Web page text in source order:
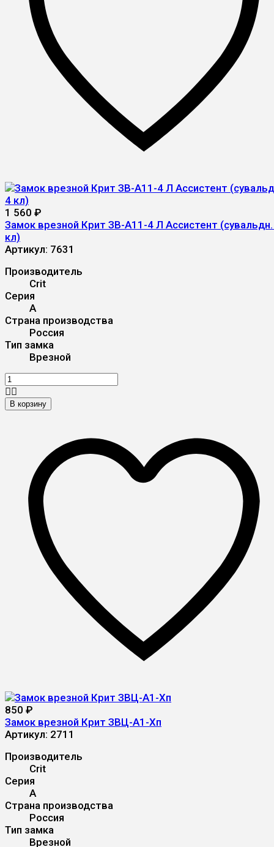
1 560 ₽
Замок врезной Крит ЗВ-А11-4 Л Ассистент
кл)
Артикул: 7631
Производитель
Crit
Серия
А
Страна производства
Россия
Тип замка
Врезной
В корзину
850 ₽
Замок врезной Крит ЗВЦ-А1-Хп
Артикул: 2711
Производитель
Crit
Серия
А
Страна производства
Россия
Тип замка
Врезной